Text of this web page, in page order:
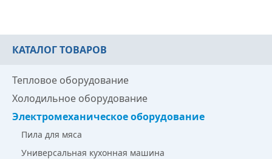
КАТАЛОГ ТОВАРОВ
Тепловое оборудование
Холодильное оборудование
Электромеханическое оборудование
Пила для мяса
Универсальная кухонная машина